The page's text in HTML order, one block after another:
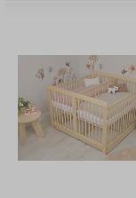
masiv
12
lamino
7
masiv / lamino